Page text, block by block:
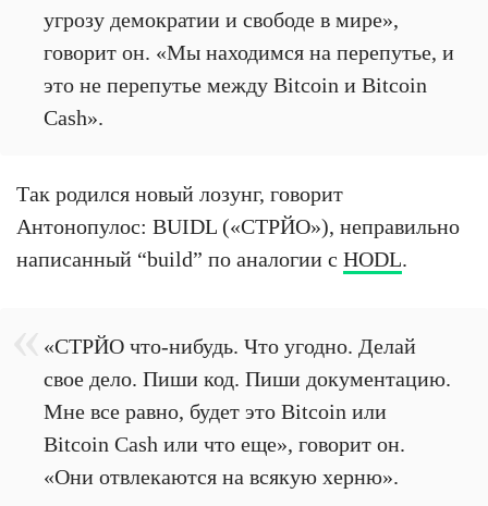
угрозу демократии и свободе в мире»,
говорит он. «Мы находимся на перепутье, и
это не перепутье между Bitcoin и Bitcoin
Cash».
Так родился новый лозунг, говорит
Антонопулос: BUIDL («СТРЙО»), неправильно
написанный “build” по аналогии с HODL.
«СТРЙО что-нибудь. Что угодно. Делай
свое дело. Пиши код. Пиши документацию.
Мне все равно, будет это Bitcoin или
Bitcoin Cash или что еще», говорит он.
«Они отвлекаются на всякую херню».